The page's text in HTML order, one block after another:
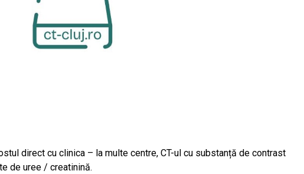
direct cu clinica – la multe centre, CT-ul cu substanță de contrast
de uree / creatinină.